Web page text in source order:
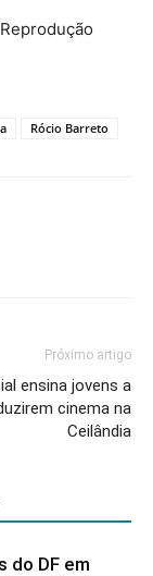
Rócio Barreto
Próximo artigo
ensina jovens a
cinema na
Ceilândia
do DF em